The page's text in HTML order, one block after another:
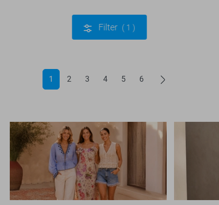
Filter 1
1 2 3 4 5 6